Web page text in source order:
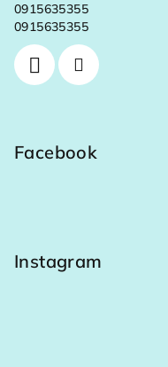
0915635355
0915635355
Facebook
Instagram